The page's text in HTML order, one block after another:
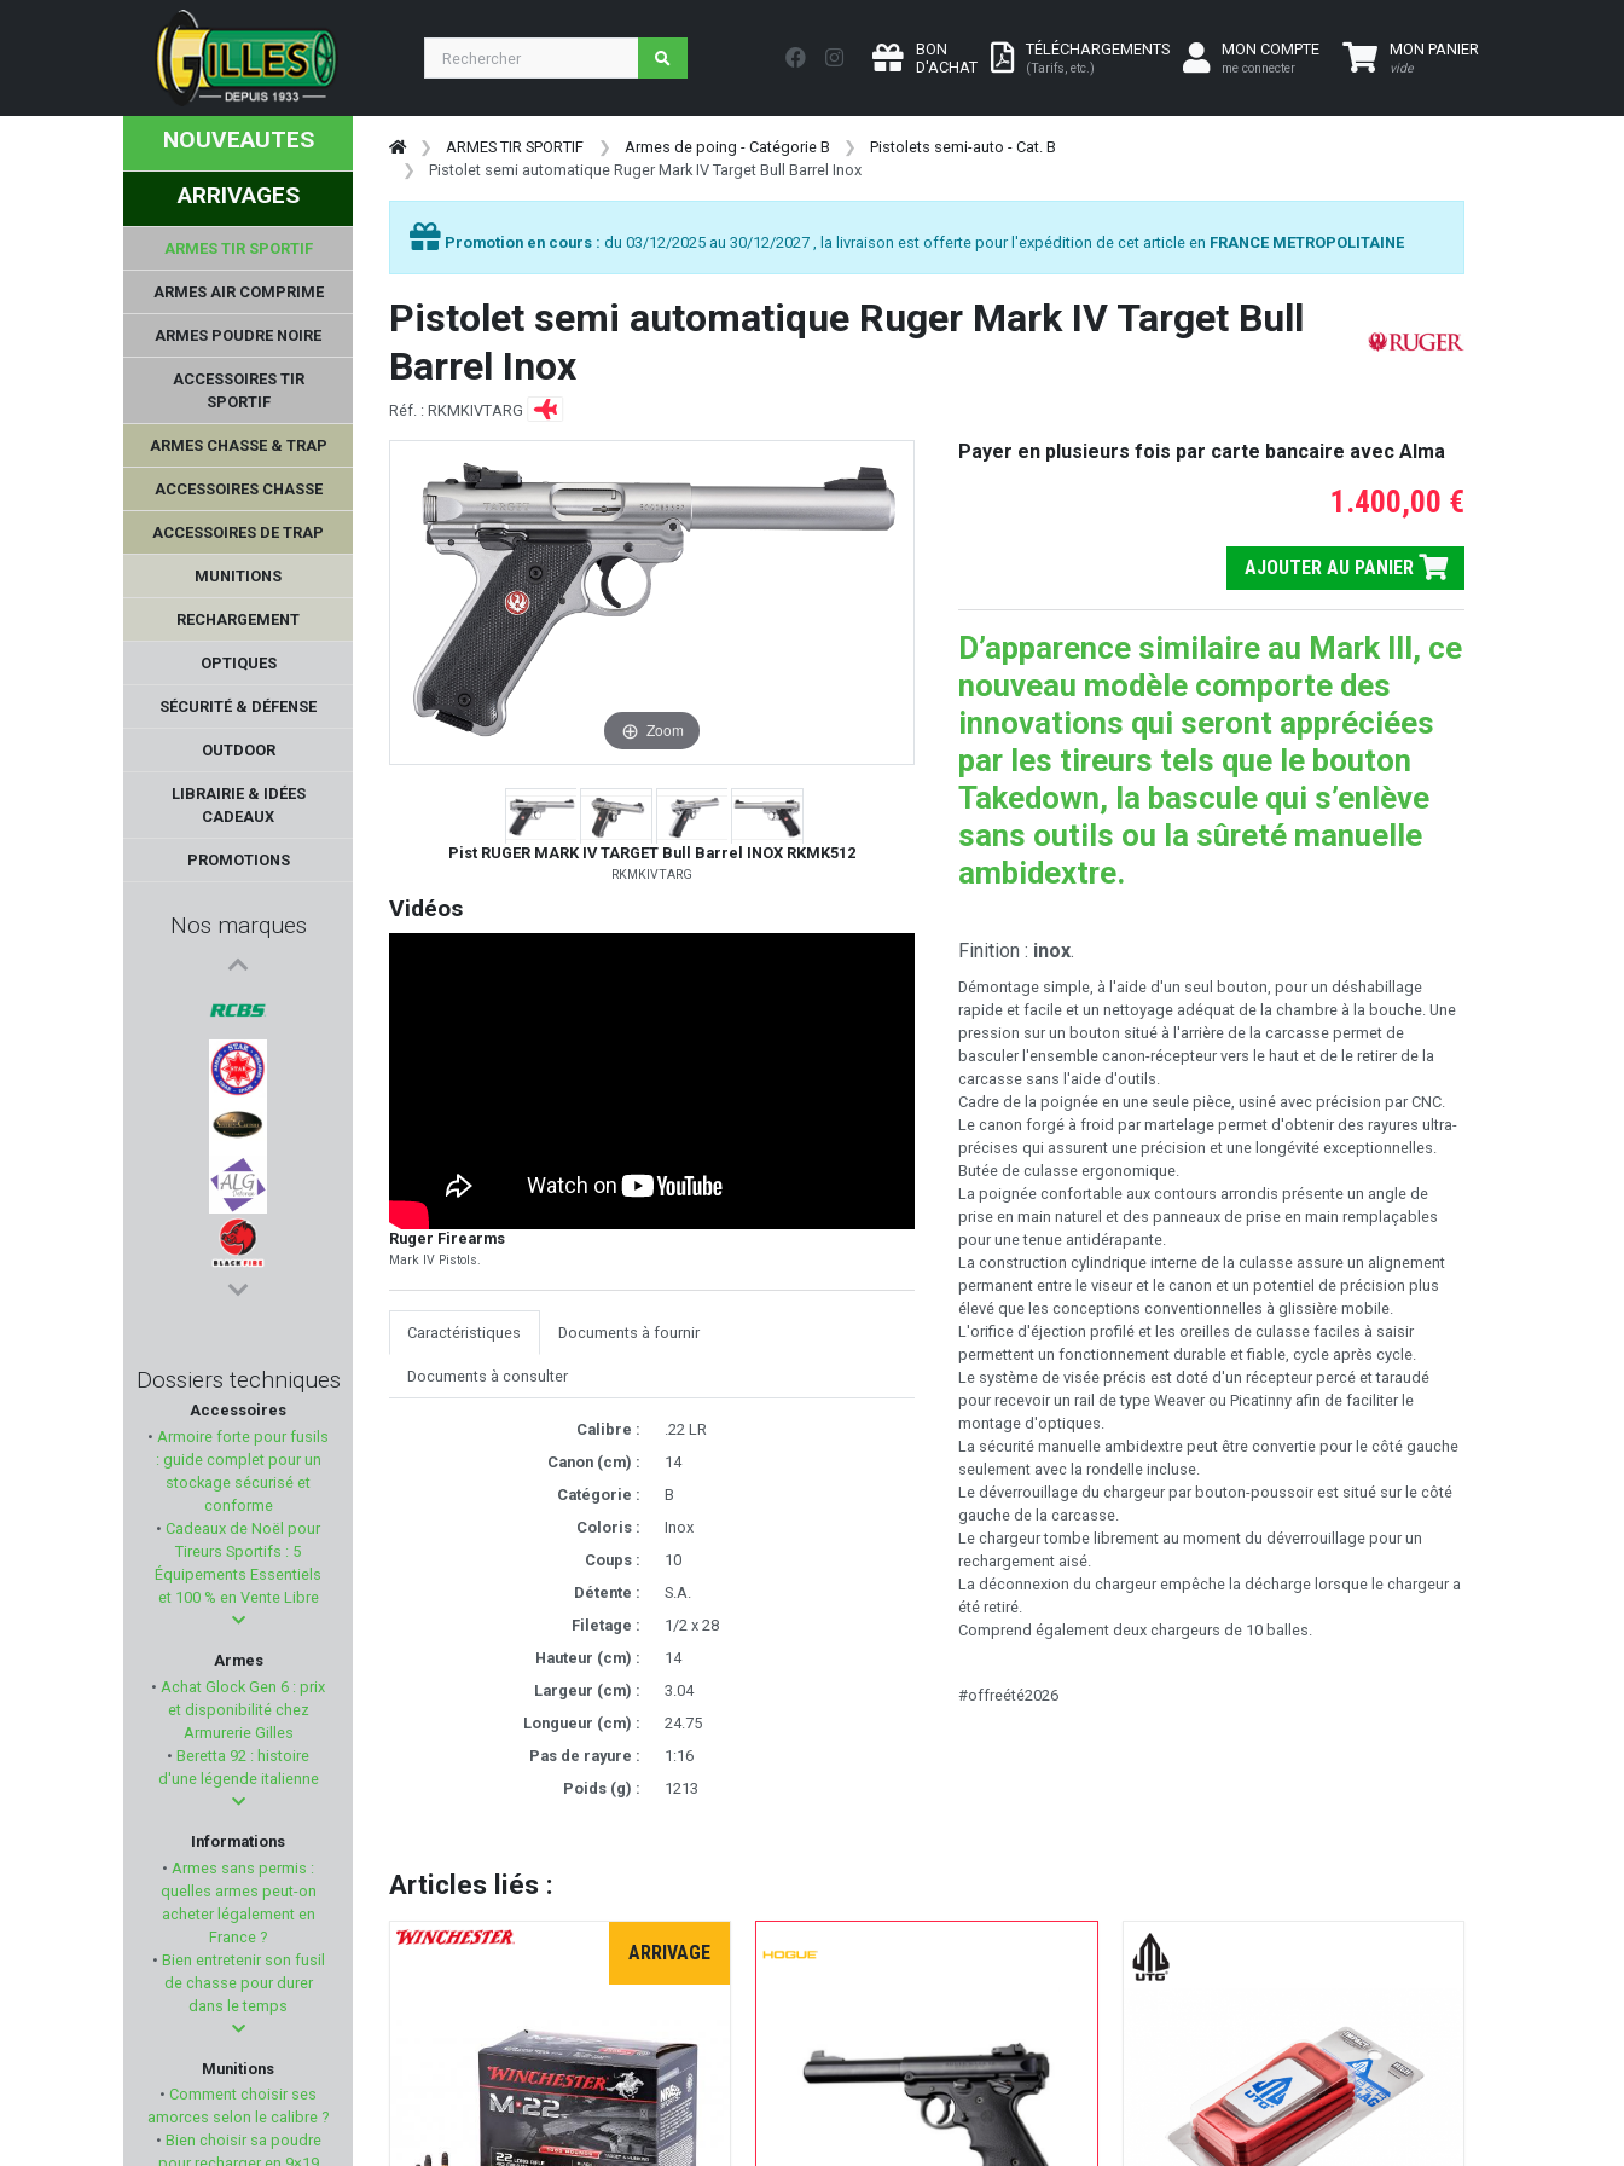
BON
D'ACHAT
TÉLÉCHARGEMENTS
(Tarifs, etc.)
MON COMPTE
me connecter
MON PANIER
vide
NOUVEAUTES
ARRIVAGES
ARMES TIR SPORTIF
ARMES AIR COMPRIME
ARMES POUDRE NOIRE
ACCESSOIRES TIR
SPORTIF
ARMES CHASSE & TRAP
ACCESSOIRES CHASSE
ACCESSOIRES DE TRAP
MUNITIONS
RECHARGEMENT
OPTIQUES
SÉCURITÉ & DÉFENSE
OUTDOOR
LIBRAIRIE & IDÉES
CADEAUX
PROMOTIONS
Nos marques
Seasons
CHEDDITE
HAUSKEN
SNOWPEAK
WILSON COMBAT
EYENIMAL
BASCHIERI & PELLAGRI
FEDERAL
GAMO
KOWA
STV
RCBS
STAR ARMAS
VERNEY CARRON
ALG DEFENSE
BLACK FIRE
ZASTAVA
WALTHER
PRO-SHOT PRODUCTS
CCI
SAPL
PROHANDS
HENRY REPEATING ARMS
MAGNUM RESEARCH
EUROHUNT
KICK EEZ
Dossiers techniques
Accessoires
• Armoire forte pour fusils
: guide complet pour un
stockage sécurisé et
conforme
• Cadeaux de Noël pour
Tireurs Sportifs : 5
Équipements Essentiels
et 100 % en Vente Libre
Armes
• Achat Glock Gen 6 : prix
et disponibilité chez
Armurerie Gilles
• Beretta 92 : histoire
d'une légende italienne
Informations
• Armes sans permis :
quelles armes peut-on
acheter légalement en
France ?
• Bien entretenir son fusil
de chasse pour durer
dans le temps
Munitions
• Comment choisir ses
amorces selon le calibre ?
• Bien choisir sa poudre
ARMES TIR SPORTIF Armes de poing - Catégorie B
Pistolets semi-auto - Cat. B
Pistolet semi automatique Ruger Mark IV Target Bull Barrel Inox
Promotion en cours : du 03/12/2025 au 30/12/2027 , la livraison est offerte pour l'expédition de cet article en FRANCE METROPOLITAINE
Pistolet semi automatique Ruger Mark IV Target Bull
Barrel Inox
Réf. : RKMKIVTARG
Zoom
Pist RUGER MARK IV TARGET Bull Barrel INOX RKMK512
RKMKIVTARG
Vidéos
Ruger Firearms
Mark IV Pistols.
Caractéristiques Documents à fournir
Documents à consulter
Calibre :
.22 LR
Canon (cm) :
14
Catégorie :
B
Coloris :
Inox
Coups :
10
Détente :
S.A.
Filetage :
1/2 x 28
Hauteur (cm) :
14
Largeur (cm) :
3.04
Longueur (cm) :
24.75
Pas de rayure :
1:16
Poids (g) :
1213
Payer en plusieurs fois par carte bancaire avec Alma
1.400,00 €
AJOUTER AU PANIER
D’apparence similaire au Mark III, ce
nouveau modèle comporte des
innovations qui seront appréciées
par les tireurs tels que le bouton
Takedown, la bascule qui s’enlève
sans outils ou la sûreté manuelle
ambidextre.
Finition : inox.
Démontage simple, à l'aide d'un seul bouton, pour un déshabillage
rapide et facile et un nettoyage adéquat de la chambre à la bouche. Une
pression sur un bouton situé à l'arrière de la carcasse permet de
basculer l'ensemble canon-récepteur vers le haut et de le retirer de la
carcasse sans l'aide d'outils.
Cadre de la poignée en une seule pièce, usiné avec précision par CNC.
Le canon forgé à froid par martelage permet d'obtenir des rayures ultra-
précises qui assurent une précision et une longévité exceptionnelles.
Butée de culasse ergonomique.
La poignée confortable aux contours arrondis présente un angle de
prise en main naturel et des panneaux de prise en main remplaçables
pour une tenue antidérapante.
La construction cylindrique interne de la culasse assure un alignement
permanent entre le viseur et le canon et un potentiel de précision plus
élevé que les conceptions conventionnelles à glissière mobile.
L'orifice d'éjection profilé et les oreilles de culasse faciles à saisir
permettent un fonctionnement durable et fiable, cycle après cycle.
Le système de visée précis est doté d'un récepteur percé et taraudé
pour recevoir un rail de type Weaver ou Picatinny afin de faciliter le
montage d'optiques.
La sécurité manuelle ambidextre peut être convertie pour le côté gauche
seulement avec la rondelle incluse.
Le déverrouillage du chargeur par bouton-poussoir est situé sur le côté
gauche de la carcasse.
Le chargeur tombe librement au moment du déverrouillage pour un
rechargement aisé.
La déconnexion du chargeur empêche la décharge lorsque le chargeur a
été retiré.
Comprend également deux chargeurs de 10 balles.
#offreété2026
Articles liés :
ARRIVAGE